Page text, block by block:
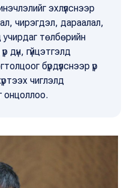
эхлүүлснээр
чирэгдэл, дараалал,
учирдаг төлбөрийн
дүн, гүйцэтгэлд
бүрдүүлснээр үр
чиглэлд
онцоллоо.